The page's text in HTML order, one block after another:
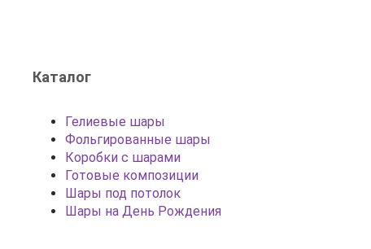
Каталог
Гелиевые шары
Фольгированные шары
Коробки с шарами
Готовые композиции
Шары под потолок
Шары на День Рождения